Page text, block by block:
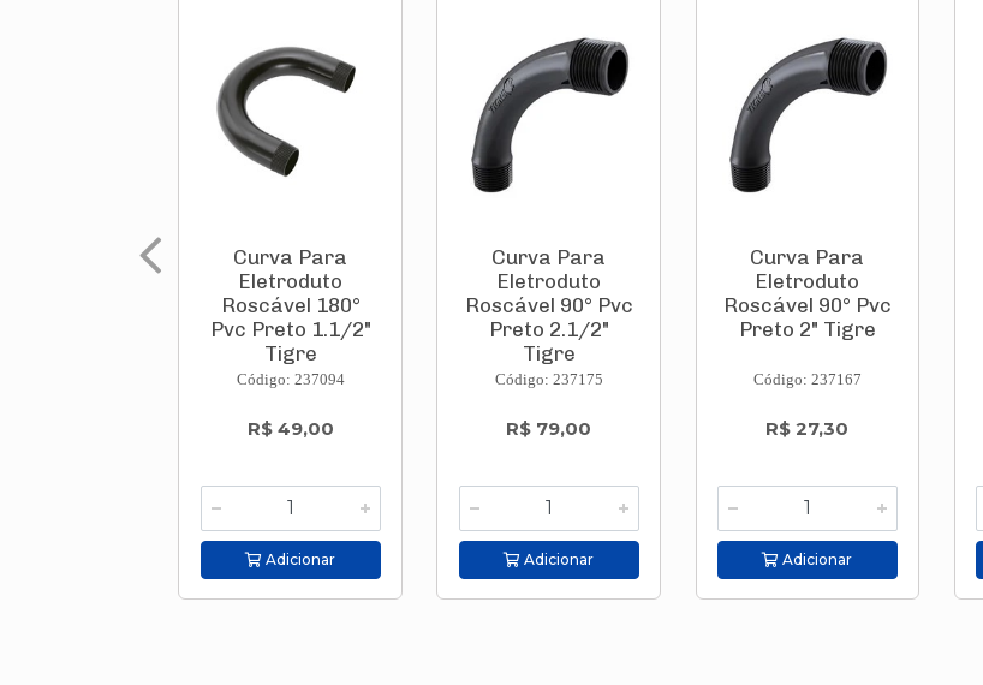
Curva Para
Eletroduto
Roscável 180°
Pvc Preto 1.1/2"
Tigre
Código: 237094
R$ 49,00
Adicionar
Curva Para
Eletroduto
Roscável 90° Pvc
Preto 2.1/2"
Tigre
Código: 237175
R$ 79,00
Adicionar
Curva Para
Eletroduto
Roscável 90° Pvc
Preto 2" Tigre
Código: 237167
R$ 27,30
Adicionar